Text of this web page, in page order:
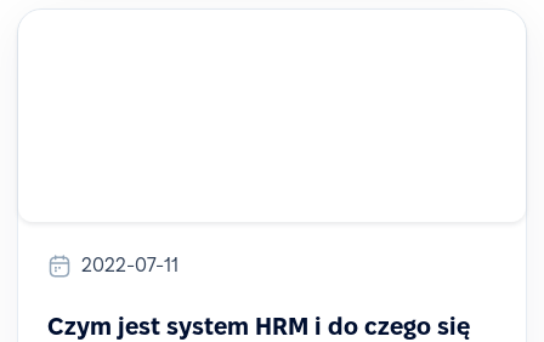
2022-07-11
Czym jest system HRM i do czego się